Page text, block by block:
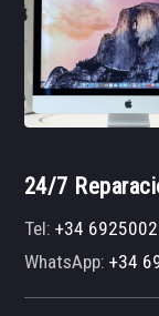
24/7
Tel:+34
WhatsApp:+34